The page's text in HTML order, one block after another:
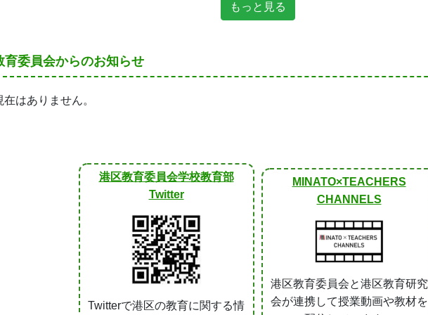
もっと見る
育委員会からのお知らせ
はありません。
港区教育委員会学校教育部
Twitter
Twitterで港区の教育に関する情
MINATO×TEACHERS
CHANNELS
港区教育委員会と港区教育研究
会が連携して授業動画や教材を